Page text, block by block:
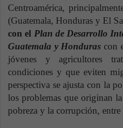
Centroamérica,
(Guatemala, Honduras y El
con el Plan de Desarrollo
Guatemala y Honduras con
jóvenes y agricultores
condiciones y que eviten
perspectiva se ajusta con la
los problemas que originan
pobreza y la corrupción, entre